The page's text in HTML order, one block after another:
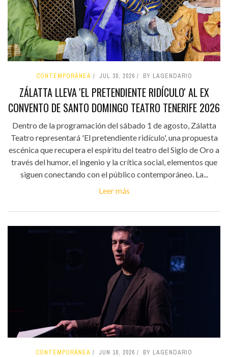
CONTEMPORÁNEA JUL 30, 2026 BY LAGENDARIO
ZÁLATTA LLEVA 'EL PRETENDIENTE RIDÍCULO' AL EX
CONVENTO DE SANTO DOMINGO TEATRO TENERIFE 2026
Dentro de la programación del sábado 1 de agosto, Zálatta
Teatro representará 'El pretendiente ridículo', una propuesta
escénica que recupera el espíritu del teatro del Siglo de Oro a
través del humor, el ingenio y la crítica social, elementos que
siguen conectando con el público contemporáneo. La...
Leer más
CONTEMPORÁNEA JUN 16, 2026 BY LAGENDARIO